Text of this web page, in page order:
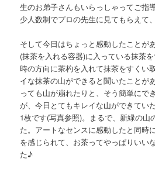
生のお弟子さんもいらっしゃってご指
少人数制でプロの先生に見てもらえて
そして今日はちょっと感動したことが
(抹茶を入れる容器)に入っている抹茶
時の方向に茶杓を入れて抹茶をすくい
イな抹茶の山ができると聞いたことが
っても山が崩れたりと、そう簡単にで
が、今日とてもキレイな山ができてい
1枚です(写真参照)。まるで、新緑の山
た。アートなセンスに感動したと同時
を感じられて、お茶ってやっぱりいい
た♪